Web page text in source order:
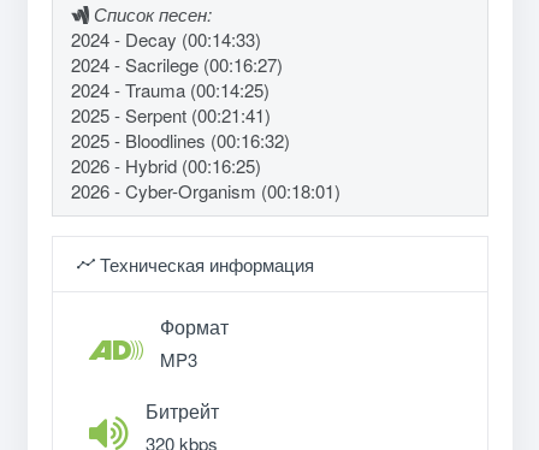
Список песен:
2024 - Decay (00:14:33)
2024 - Sacrilege (00:16:27)
2024 - Trauma (00:14:25)
2025 - Serpent (00:21:41)
2025 - Bloodlines (00:16:32)
2026 - Hybrid (00:16:25)
2026 - Cyber-Organism (00:18:01)
Техническая информация
Формат
MP3
Битрейт
320 kbps